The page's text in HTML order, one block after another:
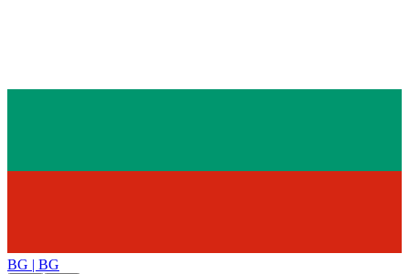
BG | BG